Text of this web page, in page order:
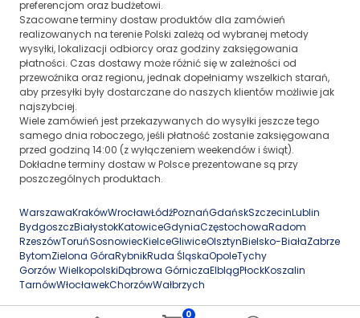
0
preferencjom oraz budżetowi.
Szacowane terminy dostaw produktów dla zamówień
realizowanych na terenie Polski zależą od wybranej metody
wysyłki, lokalizacji odbiorcy oraz godziny zaksięgowania
płatności. Czas dostawy może różnić się w zależności od
przewoźnika oraz regionu, jednak dopełniamy wszelkich starań,
aby przesyłki były dostarczane do naszych klientów możliwie jak
najszybciej.
Wiele zamówień jest przekazywanych do wysyłki jeszcze tego
samego dnia roboczego, jeśli płatność zostanie zaksięgowana
przed godziną 14:00 (z wyłączeniem weekendów i świąt).
Dokładne terminy dostaw w Polsce prezentowane są przy
poszczególnych produktach.
WarszawaKrakówWrocławŁódźPoznańGdańskSzczecinLublin
BydgoszczBiałystokKatowiceGdyniaCzęstochowaRadom
RzeszówToruńSosnowiecKielceGliwiceOlsztynBielsko-BiałaZabrze
BytomZielona GóraRybnikRuda ŚląskaOpoleTychy
Gorzów WielkopolskiDąbrowa GórniczaElblągPłockKoszalin
TarnówWłocławekChorzówWałbrzych